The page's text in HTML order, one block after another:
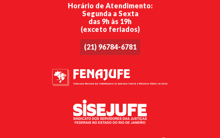
Horário de Atendimento:
Segunda a Sexta
das 9h às 19h
(exceto feriados)
(21) 96784-6781